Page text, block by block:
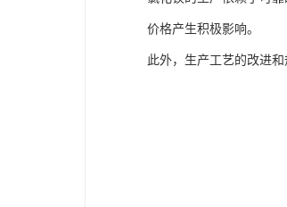
价格产生积极影响。
此外，生产工艺的改进